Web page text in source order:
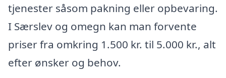
tjenester såsom pakning eller opbevaring.
I Særslev og omegn kan man forvente
priser fra omkring 1.500 kr. til 5.000 kr., alt
efter ønsker og behov.